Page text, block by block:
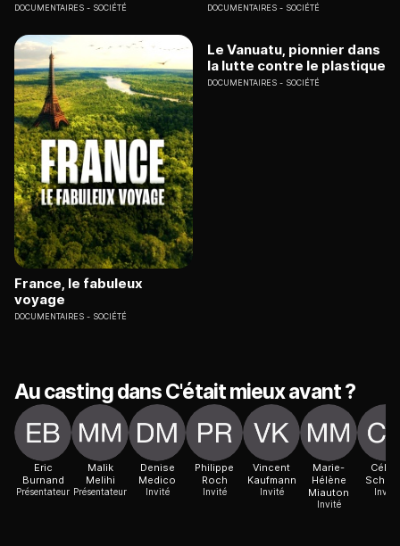
DOCUMENTAIRES SOCIÉTÉ DOCUMENTAIRES SOCIÉTÉ
France, le fabuleux
voyage
DOCUMENTAIRES SOCIÉTÉ
Le Vanuatu, pionnier dans
la lutte contre le plastique
DOCUMENTAIRES SOCIÉTÉ
Au casting dans C'était mieux avant ?
Eric
Burnand
Présentateur
Malik
Melihi
Présentateur
Denise
Medico
Invité
Philippe
Roch
Invité
Vincent
Kaufmann
Invité
Marie-
Hélène
Miauton
Invité
Invité